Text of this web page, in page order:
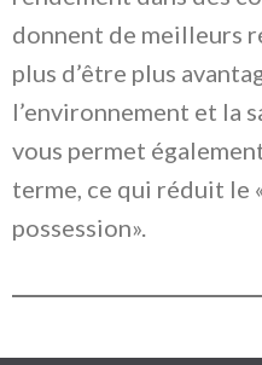
donnent de meilleurs
plus d’être plus
l’environnement et la
vous permet
terme, ce qui réduit le
possession».